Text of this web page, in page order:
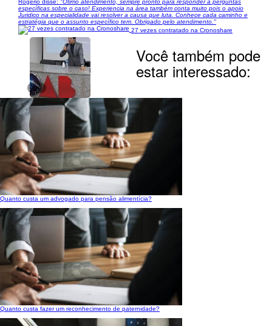
Rogério disse: "Ótimo atendimento, sempre pronto para responder a perguntas
específicas sobre o caso! Experiencia na área também conta muito pois o apoio
Juridico na especialidade vai resolver a causa que luta. Conhece cada caminho e
estratégia que o assunto específico tem. Obrigado pelo atendimento."
27 vezes contratado na Cronoshare
1/6
Você também pode
estar interessado:
Quanto custa um advogado para pensão alimentícia?
Quanto custa fazer um reconhecimento de paternidade?